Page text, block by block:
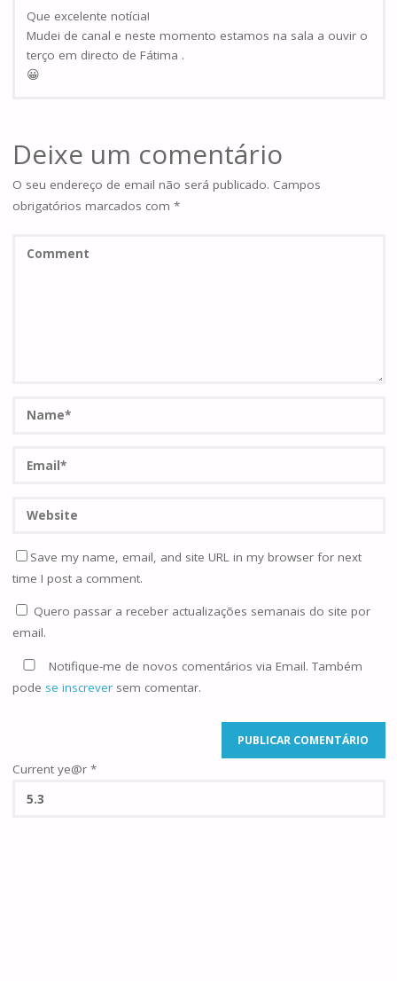
Que excelente notícia!
Mudei de canal e neste momento estamos na sala a ouvir o
terço em directo de Fátima .
😀
Deixe um comentário
O seu endereço de email não será publicado. Campos
obrigatórios marcados com *
Save my name, email, and site URL in my browser for next
time I post a comment.
Quero passar a receber actualizações semanais do site por
email.
Notifique-me de novos comentários via Email. Também
pode se inscreversem comentar.
Current ye@r *